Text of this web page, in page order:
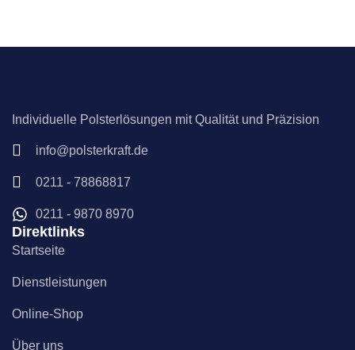
Individuelle Polsterlösungen mit Qualität und Präzision
info@polsterkraft.de
0211 - 78868817
0211 - 9870 8970
Direktlinks
Startseite
Dienstleistungen
Online-Shop
Über uns